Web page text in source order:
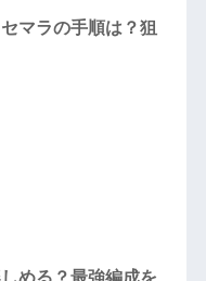
マラの手順は？狙
める？最強編成を